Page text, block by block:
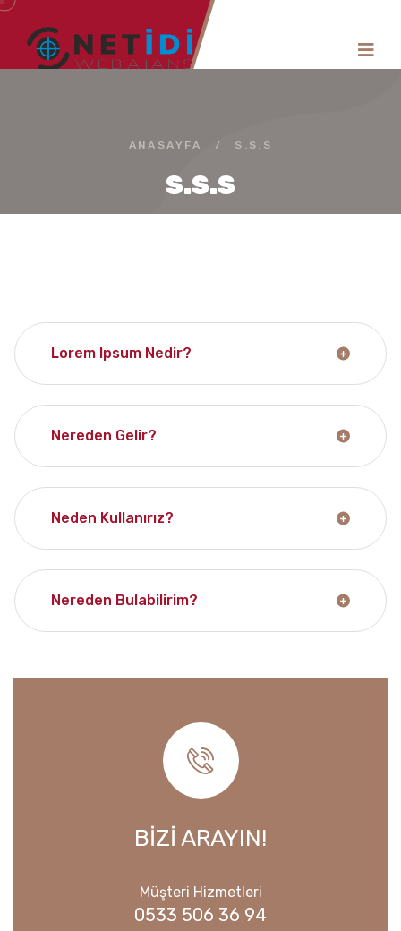
ANASAYFA / S.S.S
S.S.S
Lorem Ipsum Nedir?
Nereden Gelir?
Neden Kullanırız?
Nereden Bulabilirim?
BİZİ ARAYIN!
Müşteri Hizmetleri
0533 506 36 94